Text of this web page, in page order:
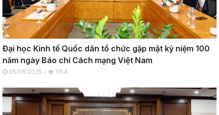
Đại học Kinh tế Quốc dân tổ chức gặp mặt kỷ niệm 100
năm ngày Báo chí Cách mạng Việt Nam
05/06/2025 - 1154